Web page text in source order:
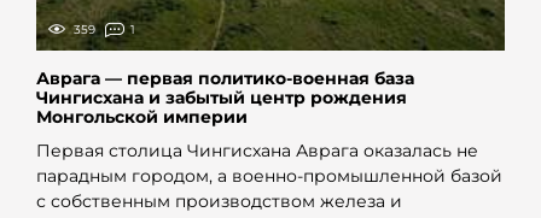
359 1
Аврага — первая политико-военная база
Чингисхана и забытый центр рождения
Монгольской империи
Первая столица Чингисхана Аврага оказалась не
парадным городом, а военно-промышленной базой
с собственным производством железа и